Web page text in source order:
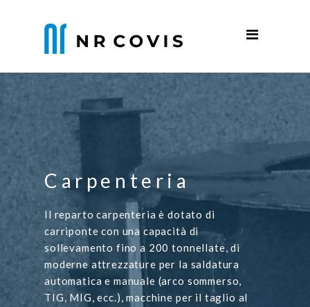
Azienda
Produzione
Parco Macchine
Contatti
Carpenteria
Il reparto carpenteria è dotato di
carriponte con una capacità di
sollevamento fino a 200 tonnellate, di
moderne attrezzature per la saldatura
automatica e manuale (arco sommerso,
TIG, MIG, ecc.), macchine per il taglio al